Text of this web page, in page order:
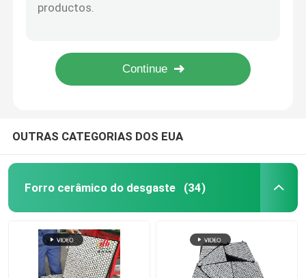
Retardamento da polia do transporte
placa dupla da saia do selo
Barras do impacto do transporte
cama do impacto do transporte
OUTRAS CATEGORIAS DOS EUA
Forro cerâmico do desgaste (34)